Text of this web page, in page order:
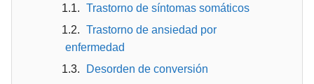
Trastorno de síntomas somáticos
Trastorno de ansiedad por
enfermedad
Desorden de conversión